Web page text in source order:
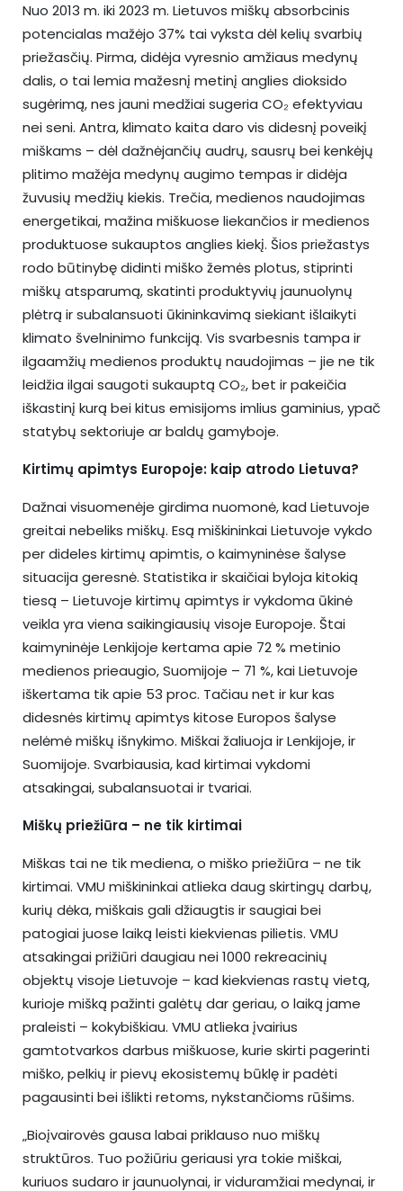
Nuo 2013 m. iki 2023 m. Lietuvos miškų absorbcinis
potencialas mažėjo 37% tai vyksta dėl kelių svarbių
priežasčių. Pirma, didėja vyresnio amžiaus medynų
dalis, o tai lemia mažesnį metinį anglies dioksido
sugėrimą, nes jauni medžiai sugeria CO₂ efektyviau
nei seni. Antra, klimato kaita daro vis didesnį poveikį
miškams – dėl dažnėjančių audrų, sausrų bei kenkėjų
plitimo mažėja medynų augimo tempas ir didėja
žuvusių medžių kiekis. Trečia, medienos naudojimas
energetikai, mažina miškuose liekančios ir medienos
produktuose sukauptos anglies kiekį. Šios priežastys
rodo būtinybę didinti miško žemės plotus, stiprinti
miškų atsparumą, skatinti produktyvių jaunuolynų
plėtrą ir subalansuoti ūkininkavimą siekiant išlaikyti
klimato švelninimo funkciją. Vis svarbesnis tampa ir
ilgaamžių medienos produktų naudojimas – jie ne tik
leidžia ilgai saugoti sukauptą CO₂, bet ir pakeičia
iškastinį kurą bei kitus emisijoms imlius gaminius, ypač
statybų sektoriuje ar baldų gamyboje.
Kirtimų apimtys Europoje: kaip atrodo Lietuva?
Dažnai visuomenėje girdima nuomonė, kad Lietuvoje
greitai nebeliks miškų. Esą miškininkai Lietuvoje vykdo
per dideles kirtimų apimtis, o kaimyninėse šalyse
situacija geresnė. Statistika ir skaičiai byloja kitokią
tiesą – Lietuvoje kirtimų apimtys ir vykdoma ūkinė
veikla yra viena saikingiausių visoje Europoje. Štai
kaimyninėje Lenkijoje kertama apie 72 % metinio
medienos prieaugio, Suomijoje – 71 %, kai Lietuvoje
iškertama tik apie 53 proc. Tačiau net ir kur kas
didesnės kirtimų apimtys kitose Europos šalyse
nelėmė miškų išnykimo. Miškai žaliuoja ir Lenkijoje, ir
Suomijoje. Svarbiausia, kad kirtimai vykdomi
atsakingai, subalansuotai ir tvariai.
Miškų priežiūra – ne tik kirtimai
Miškas tai ne tik mediena, o miško priežiūra – ne tik
kirtimai. VMU miškininkai atlieka daug skirtingų darbų,
kurių dėka, miškais gali džiaugtis ir saugiai bei
patogiai juose laiką leisti kiekvienas pilietis. VMU
atsakingai prižiūri daugiau nei 1000 rekreacinių
objektų visoje Lietuvoje – kad kiekvienas rastų vietą,
kurioje mišką pažinti galėtų dar geriau, o laiką jame
praleisti – kokybiškiau. VMU atlieka įvairius
gamtotvarkos darbus miškuose, kurie skirti pagerinti
miško, pelkių ir pievų ekosistemų būklę ir padėti
pagausinti bei išlikti retoms, nykstančioms rūšims.
„Bioįvairovės gausa labai priklauso nuo miškų
struktūros. Tuo požiūriu geriausi yra tokie miškai,
kuriuos sudaro ir jaunuolynai, ir viduramžiai medynai, ir